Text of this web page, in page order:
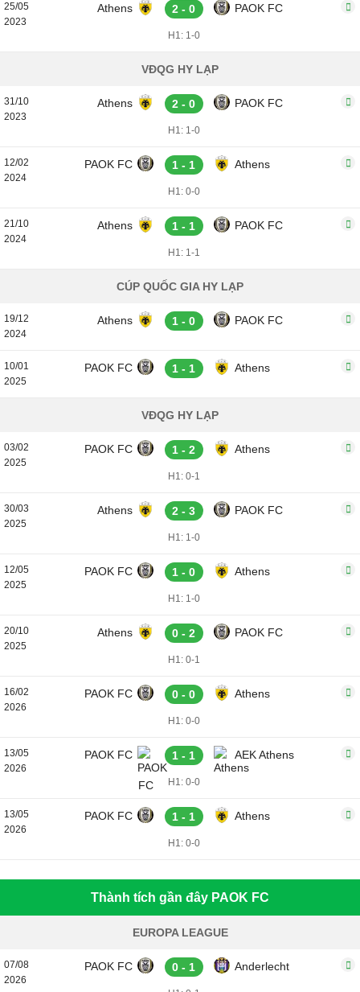
25/05
2023
Athens 2 - 0 PAOK FC
H1: 1-0
VĐQG HY LẠP
31/10
2023
Athens 2 - 0 PAOK FC
H1: 1-0
12/02
2024
PAOK FC 1 - 1 Athens
H1: 0-0
21/10
2024
Athens 1 - 1 PAOK FC
H1: 1-1
CÚP QUỐC GIA HY LẠP
19/12
2024
Athens 1 - 0 PAOK FC
10/01
2025
PAOK FC 1 - 1 Athens
VĐQG HY LẠP
03/02
2025
PAOK FC 1 - 2 Athens
H1: 0-1
30/03
2025
Athens 2 - 3 PAOK FC
H1: 1-0
12/05
2025
PAOK FC 1 - 0 Athens
H1: 1-0
20/10
2025
Athens 0 - 2 PAOK FC
H1: 0-1
16/02
2026
PAOK FC 0 - 0 Athens
H1: 0-0
13/05
2026
PAOK FC 1 - 1 AEK Athens
H1: 0-0
13/05
2026
PAOK FC 1 - 1 Athens
H1: 0-0
Thành tích gần đây PAOK FC
EUROPA LEAGUE
07/08
2026
PAOK FC 0 - 1 Anderlecht